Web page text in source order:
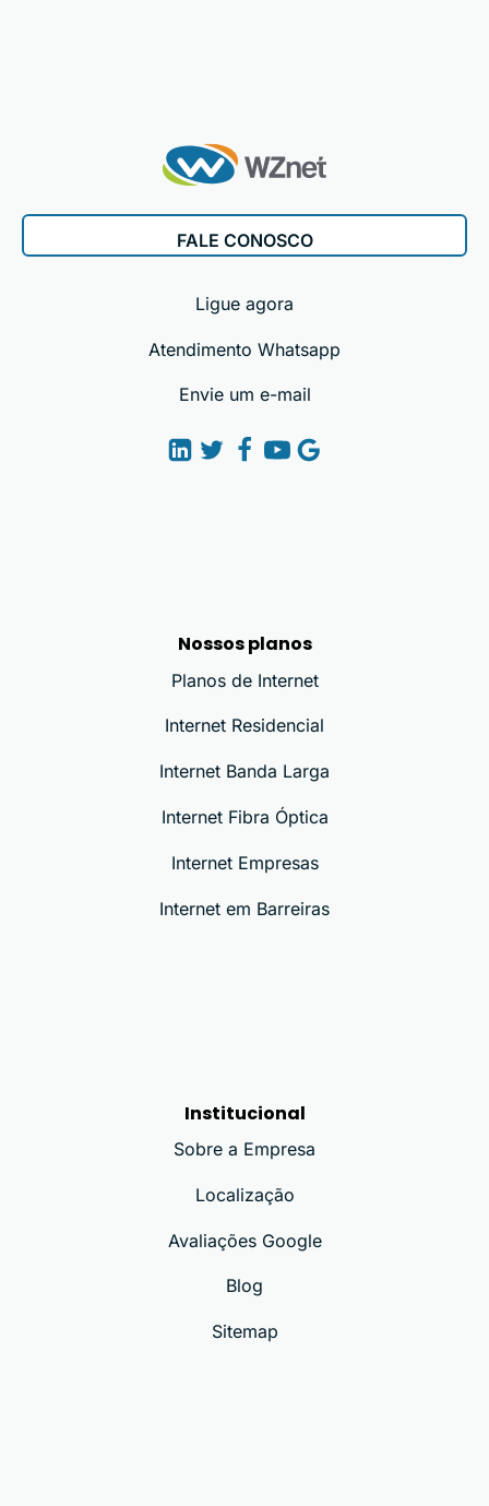
FALE CONOSCO
Ligue agora
Atendimento Whatsapp
Envie um e-mail
Nossos planos
Planos de Internet
Internet Residencial
Internet Banda Larga
Internet Fibra Óptica
Internet Empresas
Internet em Barreiras
Institucional
Sobre a Empresa
Localização
Avaliações Google
Blog
Sitemap